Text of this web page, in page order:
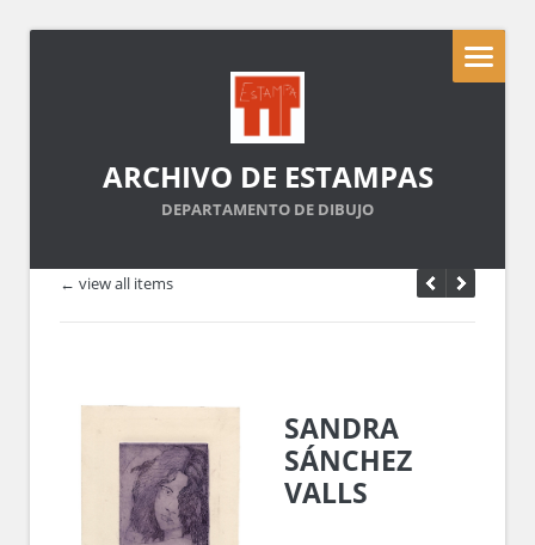
ARCHIVO DE ESTAMPAS
DEPARTAMENTO DE DIBUJO
← view all items
SANDRA
SÁNCHEZ
VALLS